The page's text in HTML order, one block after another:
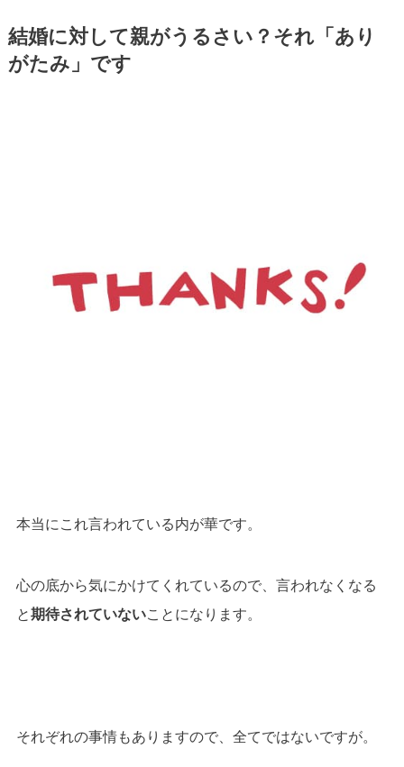
結婚に対して親がうるさい？それ「あり
がたみ」です
本当にこれ言われている内が華です。
心の底から気にかけてくれているので、言われなくなる
と期待されていないことになります。
それぞれの事情もありますので、全てではないですが。